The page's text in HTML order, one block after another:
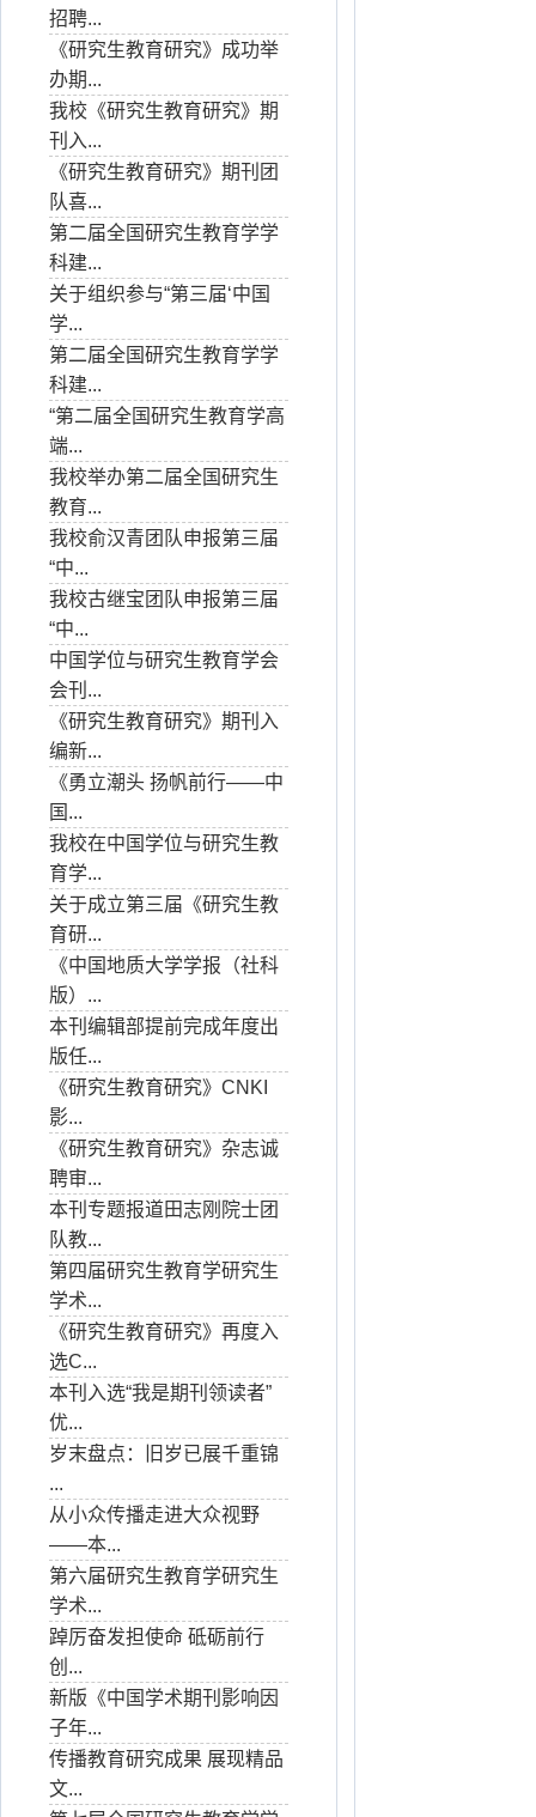
招聘...
《研究生教育研究》成功举
办期...
我校《研究生教育研究》期
刊入...
《研究生教育研究》期刊团
队喜...
第二届全国研究生教育学学
科建...
关于组织参与“第三届‘中国
学...
第二届全国研究生教育学学
科建...
“第二届全国研究生教育学高
端...
我校举办第二届全国研究生
教育...
我校俞汉青团队申报第三届
“中...
我校古继宝团队申报第三届
“中...
中国学位与研究生教育学会
会刊...
《研究生教育研究》期刊入
编新...
《勇立潮头 扬帆前行——中
国...
我校在中国学位与研究生教
育学...
关于成立第三届《研究生教
育研...
《中国地质大学学报（社科
版）...
本刊编辑部提前完成年度出
版任...
《研究生教育研究》CNKI
影...
《研究生教育研究》杂志诚
聘审...
本刊专题报道田志刚院士团
队教...
第四届研究生教育学研究生
学术...
《研究生教育研究》再度入
选C...
本刊入选“我是期刊领读者”
优...
岁末盘点：旧岁已展千重锦
...
从小众传播走进大众视野
——本...
第六届研究生教育学研究生
学术...
踔厉奋发担使命 砥砺前行
创...
新版《中国学术期刊影响因
子年...
传播教育研究成果 展现精品
文...